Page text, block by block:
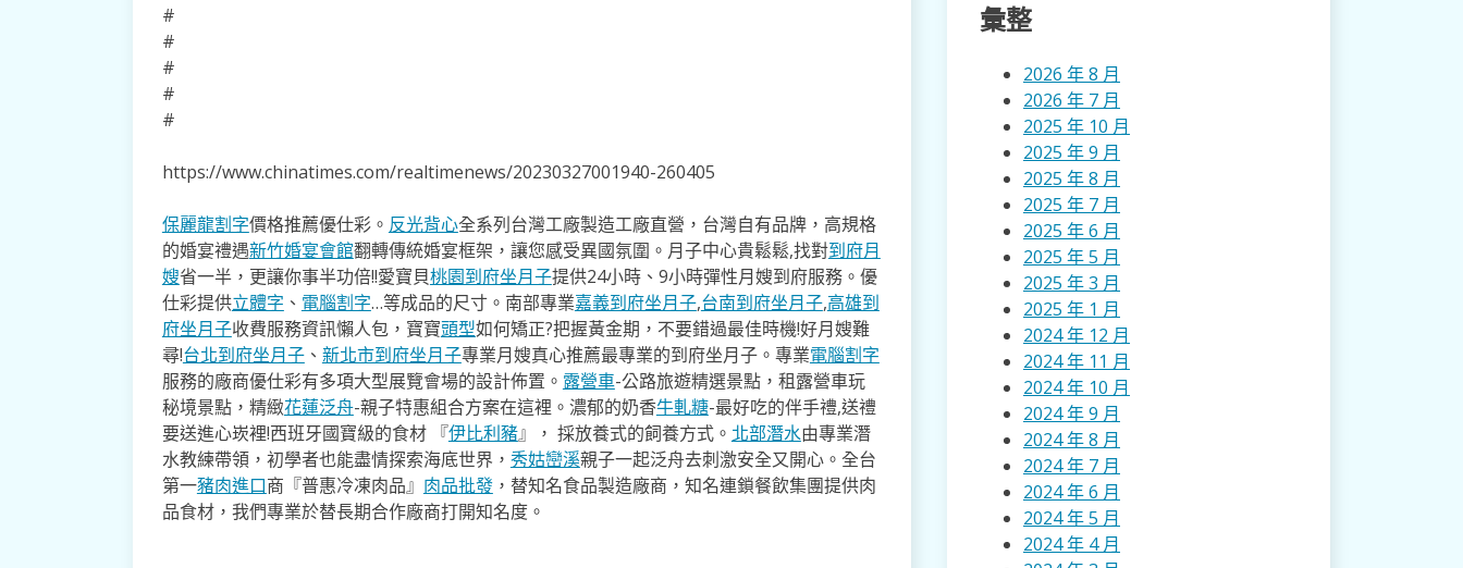
#
#
#
#
#
https://www.chinatimes.com/realtimenews/20230327001940-260405
保麗龍割字價格推薦優仕彩。 反光背心全系列台灣工廠製造工廠直營，台灣自有品牌，高規格
的婚宴禮遇新竹婚宴會館翻轉傳統婚宴框架，讓您感受異國氛圍。月子中心貴鬆鬆,找對到府月
嫂省一半，更讓你事半功倍!!愛寶貝桃園到府坐月子提供24小時、9小時彈性月嫂到府服務。優
仕彩提供立體字 、 電腦割字…等成品的尺寸。南部專業嘉義到府坐月子,台南到府坐月子,高雄到
府坐月子收費服務資訊懶人包，寶寶頭型如何矯正?把握黃金期，不要錯過最佳時機!好月嫂難
尋!台北到府坐月子、 新北市到府坐月子專業月嫂真心推薦最專業的到府坐月子。專業電腦割字
服務的廠商優仕彩有多項大型展覽會場的設計佈置。 露營車-公路旅遊精選景點，租露營車玩
秘境景點，精緻花蓮泛舟-親子特惠組合方案在這裡。濃郁的奶香牛軋糖-最好吃的伴手禮,送禮
要送進心崁裡!西班牙國寶級的食材 『伊比利豬』， 採放養式的飼養方式。 北部潛水由專業潛
水教練帶領，初學者也能盡情探索海底世界， 秀姑巒溪親子一起泛舟去​刺激安全又開心。全台
第一豬肉進口商『普惠冷凍肉品』 肉品批發，替知名食品製造廠商，知名連鎖餐飲集團提供肉
品食材，我們專業於替長期合作廠商打開知名度。
彙整
2026 年 8 月
2026 年 7 月
2025 年 10 月
2025 年 9 月
2025 年 8 月
2025 年 7 月
2025 年 6 月
2025 年 5 月
2025 年 3 月
2025 年 1 月
2024 年 12 月
2024 年 11 月
2024 年 10 月
2024 年 9 月
2024 年 8 月
2024 年 7 月
2024 年 6 月
2024 年 5 月
2024 年 4 月